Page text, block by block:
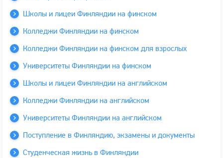
Школы и лицеи Финляндии на финском
Колледжи Финляндии на финском
Колледжи Финляндии на финском для взрослых
Университеты Финляндии на финском
Школы и лицеи Финляндии на английском
Колледжи Финляндии на английском
Университеты Финляндии на английском
Поступление в Финляндию, экзамены и документы
Студенческая жизнь в Финляндии